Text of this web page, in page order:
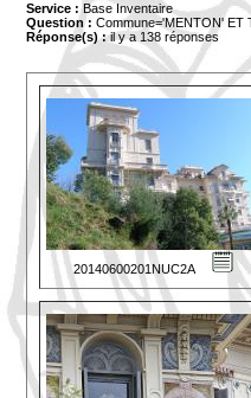
Service : Base Inventaire
Question : Commune='MENTON' ET
Réponse(s) :il y a 138 réponses
20140600201NUC2A